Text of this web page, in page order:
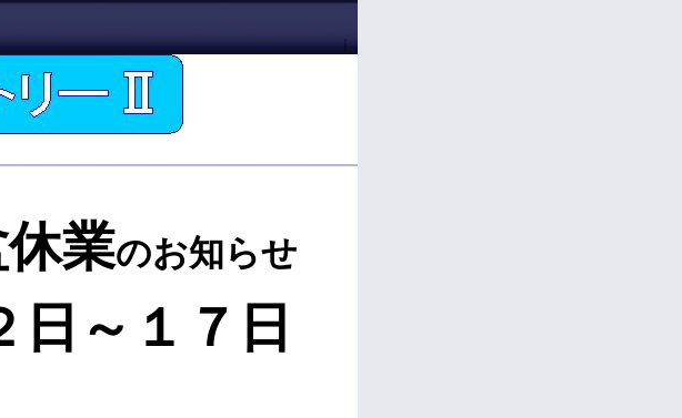
｜
業のお知らせ
日～１７日